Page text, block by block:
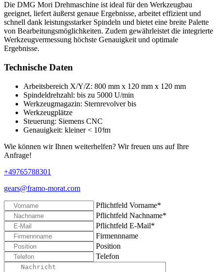
Die DMG Mori Drehmaschine ist ideal für den Werkzeugbau
geeignet, liefert äußerst genaue Ergebnisse, arbeitet effizient und
schnell dank leistungsstarker Spindeln und bietet eine breite Palette
von Bearbeitungsmöglichkeiten. Zudem gewährleistet die integrierte
Werkzeugvermessung höchste Genauigkeit und optimale
Ergebnisse.
Technische Daten
Arbeitsbereich X/Y/Z: 800 mm x 120 mm x 120 mm
Spindeldrehzahl: bis zu 5000 U/min
Werkzeugmagazin: Sternrevolver bis
Werkzeugplätze
Steuerung: Siemens CNC
Genauigkeit: kleiner < 10˦m
Wie können wir Ihnen weiterhelfen? Wir freuen uns auf Ihre
Anfrage!
+49765788301
gears@framo-morat.com
Pflichtfeld Vorname*
Pflichtfeld Nachname*
Pflichtfeld E-Mail*
Firmennname
Position
Telefon